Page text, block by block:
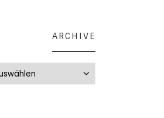
ARCHIVE